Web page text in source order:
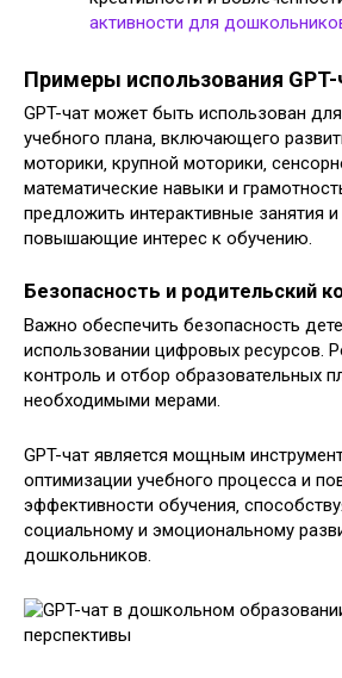
активности для
Примеры использования GPT-
GPT-чат может быть использован
учебного плана‚ включающего
моторики‚ крупной моторики‚
математические навыки и
предложить интерактивные занятия
повышающие интерес к обучению.
Безопасность и родительский
Важно обеспечить безопасность
использовании цифровых ресурсов.
контроль и отбор образовательных
необходимыми мерами.
GPT-чат является мощным
оптимизации учебного процесса и
эффективности обучения‚
социальному и эмоциональному
дошкольников.